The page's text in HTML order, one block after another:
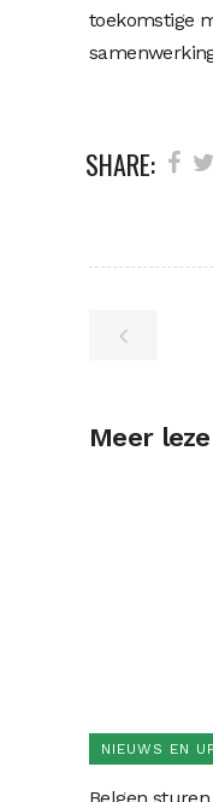
toekomstige
SHARE:
Meer
NIEUWS EN